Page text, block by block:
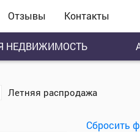
Отзывы Контакты
НЕДВИЖИМОСТЬ
Летняя распродажа
Сбросить